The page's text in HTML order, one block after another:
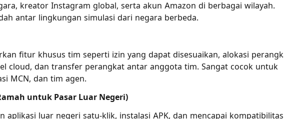
kreator Instagram global, serta akun Amazon di berbagai wilayah.
antar lingkungan simulasi dari negara berbeda.
fitur khusus tim seperti izin yang dapat disesuaikan, alokasi
cloud, dan transfer perangkat antar anggota tim. Sangat cocok untuk
MCN, dan tim agen.
untuk Pasar Luar Negeri)
aplikasi luar negeri satu-klik, instalasi APK, dan mencapai kompatibilitas